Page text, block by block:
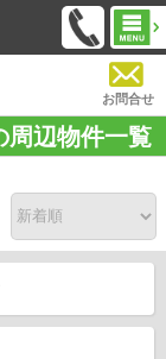
お問合せ
周辺物件一覧